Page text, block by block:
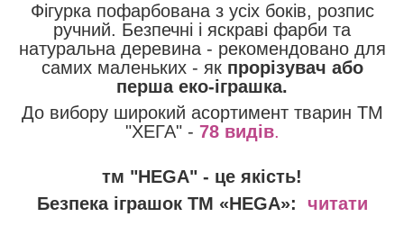
Фігурка пофарбована з усіх боків, розпис
ручний. Безпечні і яскраві фарби та
натуральна деревина - рекомендовано для
самих маленьких - як прорізувач або
перша еко-іграшка.
До вибору широкий асортимент тварин ТМ
"ХЕГА" - 78 видів.
тм "HEGA" - це якість!
Безпека іграшокТМ «HEGA»: читати